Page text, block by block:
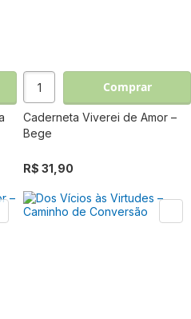
Comprar
Caderneta Viverei de Amor –
Bege
R$ 31,90